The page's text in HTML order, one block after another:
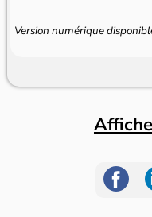
Version numérique